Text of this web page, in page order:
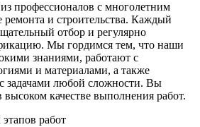
профессионалов с многолетним
и строительства. Каждый
отбор и регулярно
Мы гордимся тем, что наши
знаниями, работают с
и материалами, а также
задачами любой сложности. Вы
качестве выполнения работ.
работ